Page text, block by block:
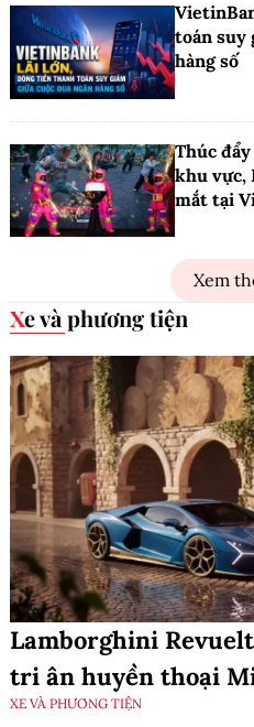
toán suy
hàng số
Thúc
khu vực,
mắt tại
Xem
Xe và phương tiện
Lamborghini
tri ân huyền thoại
XE VÀ PHƯƠNG TIỆN